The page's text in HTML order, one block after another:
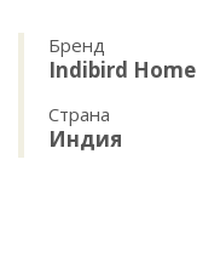
Бренд
Indibird Home
Страна
Индия